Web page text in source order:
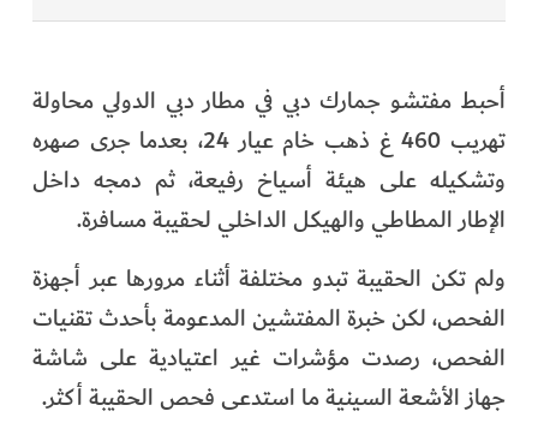
أحبط مفتشو جمارك دبي في مطار دبي الدولي محاولة
تهريب 460 غ ذهب خام عيار 24، بعدما جرى صهره
وتشكيله على هيئة أسياخ رفيعة، ثم دمجه داخل
الإطار المطاطي والهيكل الداخلي لحقيبة مسافرة.
ولم تكن الحقيبة تبدو مختلفة أثناء مرورها عبر أجهزة
الفحص، لكن خبرة المفتشين المدعومة بأحدث تقنيات
الفحص، رصدت مؤشرات غير اعتيادية على شاشة
جهاز الأشعة السينية ما استدعى فحص الحقيبة أكثر.